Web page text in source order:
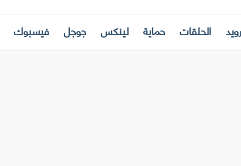
الحلقات حماية لينكس جوجل فيسبوك